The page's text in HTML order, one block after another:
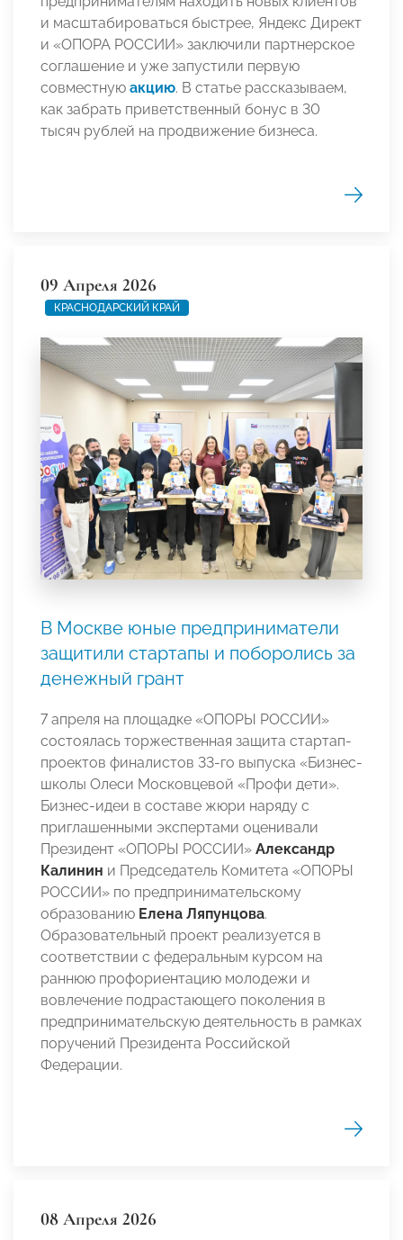
и масштабироваться быстрее, Яндекс Директ
и «ОПОРА РОССИИ» заключили партнерское
соглашение и уже запустили первую
совместную акцию. В статье рассказываем,
как забрать приветственный бонус в 30
тысяч рублей на продвижение бизнеса.
09 Апреля 2026
КРАСНОДАРСКИЙ КРАЙ
В Москве юные предприниматели
защитили стартапы и поборолись за
денежный грант
7 апреля на площадке «ОПОРЫ РОССИИ»
состоялась торжественная защита стартап-
проектов финалистов 33-го выпуска «Бизнес-
школы Олеси Московцевой «Профи дети».
Бизнес-идеи в составе жюри наряду с
приглашенными экспертами оценивали
Президент «ОПОРЫ РОССИИ» Александр
Калинин и Председатель Комитета «ОПОРЫ
РОССИИ» по предпринимательскому
образованию Елена Ляпунцова.
Образовательный проект реализуется в
соответствии с федеральным курсом на
раннюю профориентацию молодежи и
вовлечение подрастающего поколения в
предпринимательскую деятельность в рамках
поручений Президента Российской
Федерации.
08 Апреля 2026